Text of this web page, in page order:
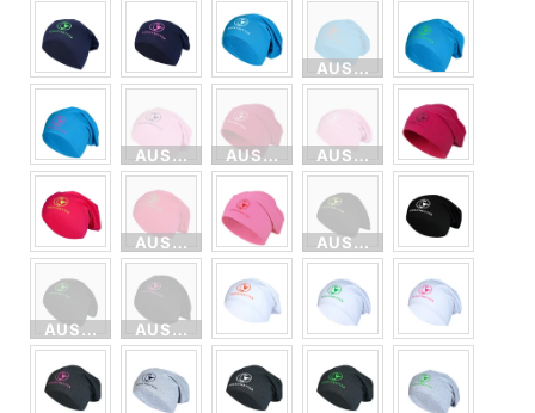
AUSVERKAUFT
AUSVERKAUFTAUSVERKAUFTAUSVERKAUFT
AUSVERKAUFT AUSVERKAUFT
AUSVERKAUFTAUSVERKAUFT